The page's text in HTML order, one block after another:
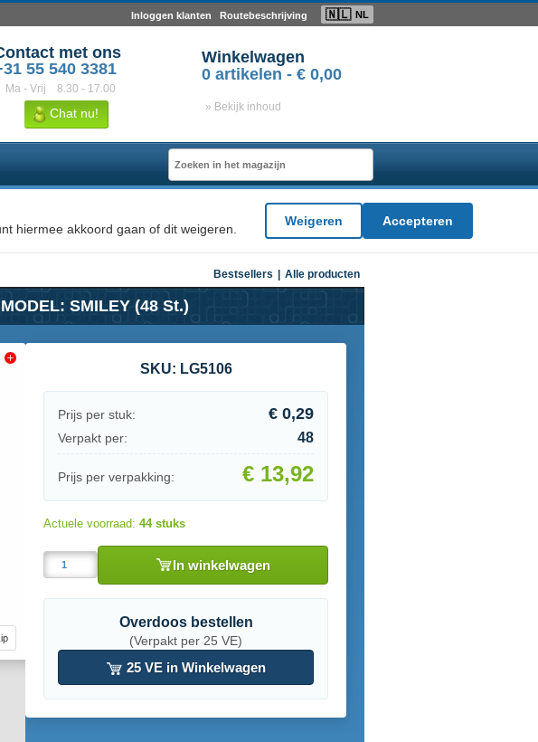
Inloggen klanten Routebeschrijving 🇳🇱 NL
met ons
55 540 3381
Ma - Vrij 8.30 - 17.00
Chat nu!
Winkelwagen
0 artikelen - € 0,00
» Bekijk inhoud
hiermee akkoord gaan of dit weigeren.
Weigeren Accepteren
Bestsellers Alle producten
SMILEY (48 St.)
SKU: LG5106
Prijs per stuk: € 0,29
Verpakt per: 48
Prijs per verpakking: € 13,92
Actuele voorraad: 44 stuks
In winkelwagen
Overdoos bestellen
(Verpakt per 25 VE)
25 VE in Winkelwagen